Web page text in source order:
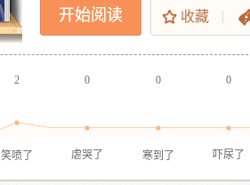
开始阅读 收藏
吓尿了
寒到了
虐哭了
笑喷了
2 0 0 0